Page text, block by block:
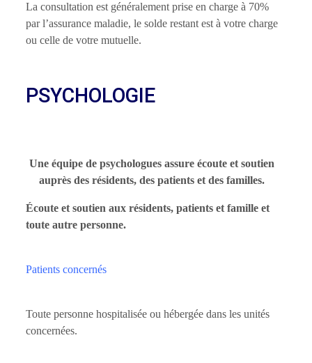
La consultation est généralement prise en charge à 70%
par l’assurance maladie, le solde restant est à votre charge
ou celle de votre mutuelle.
PSYCHOLOGIE
Une équipe de psychologues assure écoute et soutien
auprès des résidents, des patients et des familles.
Écoute et soutien aux résidents, patients et famille et
toute autre personne.
Patients concernés
Toute personne hospitalisée ou hébergée dans les unités
concernées.